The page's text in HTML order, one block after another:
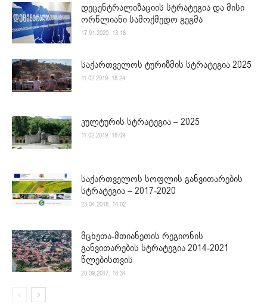
დეცენტრალიზაციის სტრატეგია და მისი
ორწლიანი სამოქმედო გეგმა
17.01.2020. 13:16
საქართველოს ტურიზმის სტრატეგია 2025
11.02.2019. 18:24
კულტურის სტრატეგია – 2025
11.02.2019. 18:09
საქართველოს სოფლის განვითარების
სტრატეგია – 2017-2020
23.04.2018. 14:02
მცხეთა-მთიანეთის რეგიონის
განვითარების სტრატეგია 2014-2021
წლებისთვის
20.09.2017. 18:34